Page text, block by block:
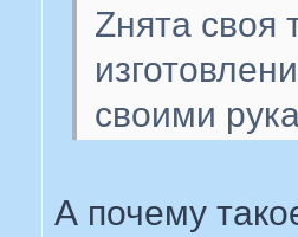
Zнята
своими
А почему